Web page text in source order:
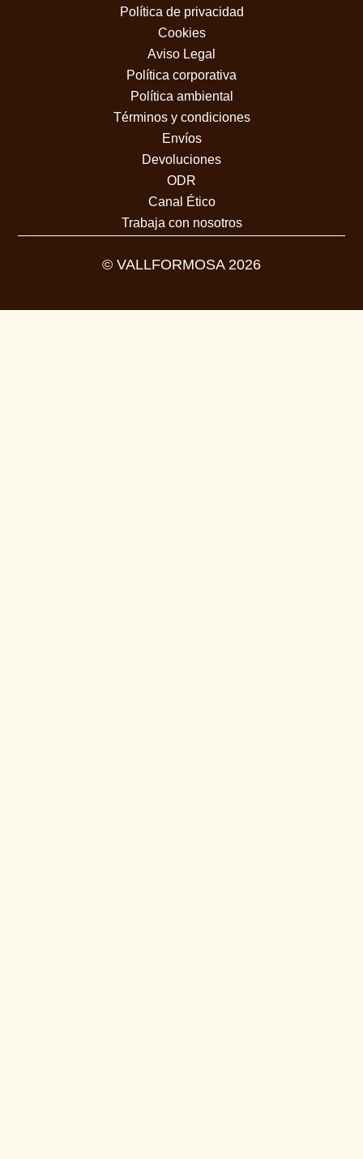
Política de privacidad
Cookies
Aviso Legal
Política corporativa
Política ambiental
Términos y condiciones
Envíos
Devoluciones
ODR
Canal Ético
Trabaja con nosotros
© VALLFORMOSA 2026